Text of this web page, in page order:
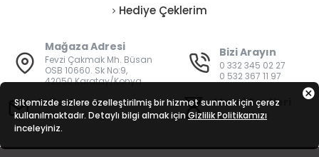
Hediye Çeklerim
Mağaza Adresi
Fevzi Çakmak Mh. Büsan
OSB 10660. Sk No:9,
42050 Karatay/Konya
Bizi Arayın
0 332 345 02 27
0 532 367 11 97
E-Posta
bilgi@vatanisguvenligi.com
Mesai Saatleri
08:00 - 19:00
Sitemizde sizlere özelleştirilmiş bir hizmet sunmak için çerez
kullanılmaktadır. Detaylı bilgi almak için Gizlilik Politikamızı
inceleyiniz.